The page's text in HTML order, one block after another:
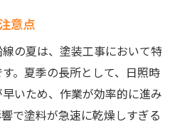
意点
の夏は、塗装工事において特
。夏季の長所として、日照時
いため、作業が効率的に進み
で塗料が急速に乾燥しすぎる